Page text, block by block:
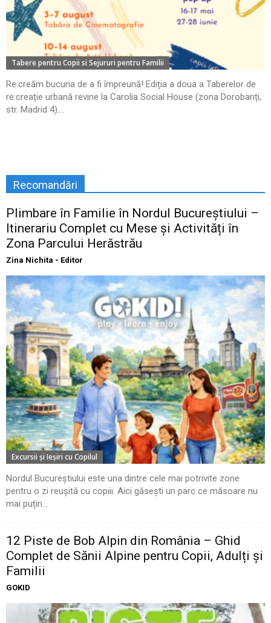
Tabere pentru Copii si Sejururi pentru Familii
Re:creăm bucuria de a fi împreună! Ediția a doua a Taberelor de
re:creație urbană revine la Carolia Social House (zona Dorobanți,
str. Madrid 4)....
Recomandări
Plimbare în Familie în Nordul Bucureștiului –
Itinerariu Complet cu Mese și Activități în
Zona Parcului Herăstrău
Zina Nichita - Editor
Excursii şi Ieşiri cu Copilul
Nordul Bucureștiului este una dintre cele mai potrivite zone
pentru o zi reușită cu copiii. Aici găsești un parc ce măsoare nu
mai puțin...
12 Piste de Bob Alpin din România – Ghid
Complet de Sănii Alpine pentru Copii, Adulți și
Familii
GOKID